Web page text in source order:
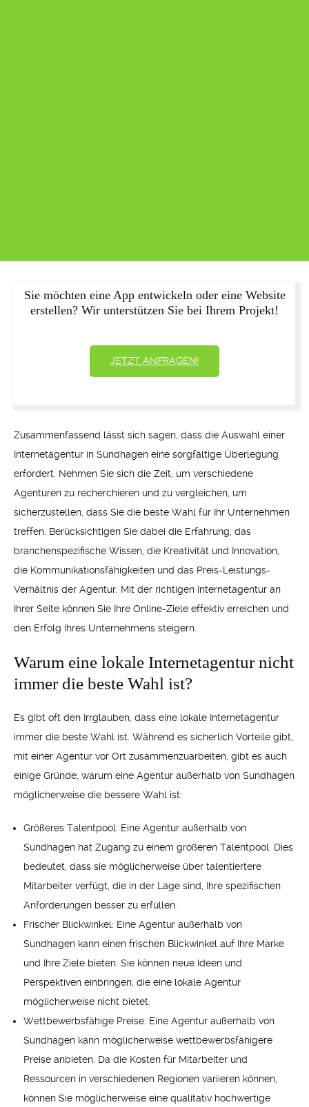
Sie möchten eine App entwickeln oder eine Website
erstellen? Wir unterstützen Sie bei Ihrem Projekt!
JETZT ANFRAGEN!
Zusammenfassend lässt sich sagen, dass die Auswahl einer
Internetagentur in Sundhagen eine sorgfältige Überlegung
erfordert. Nehmen Sie sich die Zeit, um verschiedene
Agenturen zu recherchieren und zu vergleichen, um
sicherzustellen, dass Sie die beste Wahl für Ihr Unternehmen
treffen. Berücksichtigen Sie dabei die Erfahrung, das
branchenspezifische Wissen, die Kreativität und Innovation,
die Kommunikationsfähigkeiten und das Preis-Leistungs-
Verhältnis der Agentur. Mit der richtigen Internetagentur an
Ihrer Seite können Sie Ihre Online-Ziele effektiv erreichen und
den Erfolg Ihres Unternehmens steigern.
Warum eine lokale Internetagentur nicht
immer die beste Wahl ist?
Es gibt oft den Irrglauben, dass eine lokale Internetagentur
immer die beste Wahl ist. Während es sicherlich Vorteile gibt,
mit einer Agentur vor Ort zusammenzuarbeiten, gibt es auch
einige Gründe, warum eine Agentur außerhalb von Sundhagen
möglicherweise die bessere Wahl ist:
Größeres Talentpool: Eine Agentur außerhalb von
Sundhagen hat Zugang zu einem größeren Talentpool. Dies
bedeutet, dass sie möglicherweise über talentiertere
Mitarbeiter verfügt, die in der Lage sind, Ihre spezifischen
Anforderungen besser zu erfüllen.
Frischer Blickwinkel: Eine Agentur außerhalb von
Sundhagen kann einen frischen Blickwinkel auf Ihre Marke
und Ihre Ziele bieten. Sie können neue Ideen und
Perspektiven einbringen, die eine lokale Agentur
möglicherweise nicht bietet.
Wettbewerbsfähige Preise: Eine Agentur außerhalb von
Sundhagen kann möglicherweise wettbewerbsfähigere
Preise anbieten. Da die Kosten für Mitarbeiter und
Ressourcen in verschiedenen Regionen variieren können,
können Sie möglicherweise eine qualitativ hochwertige